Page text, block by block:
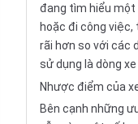
đang tìm hiểu một
hoặc đi công việc,
rãi hơn so với các
sử dụng là dòng
Nhược điểm của
Bên cạnh những